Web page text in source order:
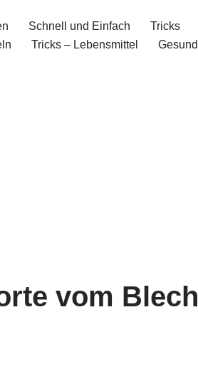
Schnell und Einfach Tricks
Tricks – Lebensmittel Gesund
vom Blech